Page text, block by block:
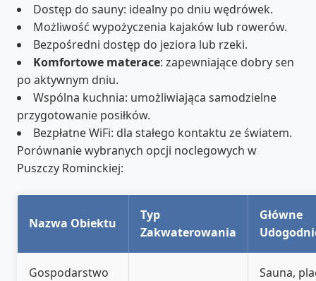
Dostęp do sauny: idealny po dniu wędrówek.
Możliwość wypożyczenia kajaków lub rowerów.
Bezpośredni dostęp do jeziora lub rzeki.
Komfortowe materace: zapewniające dobry sen
po aktywnym dniu.
Wspólna kuchnia: umożliwiająca samodzielne
przygotowanie posiłków.
Bezpłatne WiFi: dla stałego kontaktu ze światem.
Porównanie wybranych opcji noclegowych w
Puszczy Rominckiej:
Nazwa Obiektu
Typ
Zakwaterowania
Główne
Gospodarstwo
Sauna,